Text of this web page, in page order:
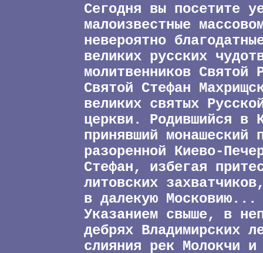
Сегодня вы посетите
малоизвестные
невероятно
великих русских
молитвенников Святой
Святой Стефан
великих святых
церкви. Родившийся в
принявший монашеский
разоренной Киево-
Стефан, избегая
литовских
в далекую Московию...
Указанием свыше, в
дебрях Владимирских
слияния рек Молокчи